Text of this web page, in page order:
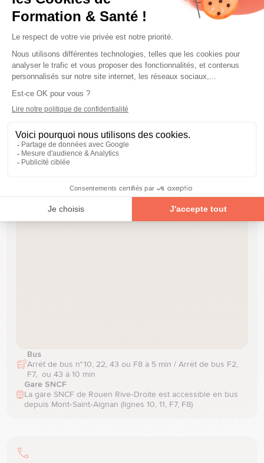
Informations pratiques
Adresse
10 rue Linus-Carl-Pauling, 76130 Mont-Saint-Aignan
Horaires d’accueil
Du lundi au vendredi
Bus
Arrêt de bus n° 10, 22, 43 ou F8 à 5 min / Arrêt de bus F2,
F7,  ou 43 à 10 min
Gare SNCF
La gare SNCF de Rouen Rive‑Droite est accessible en bus
depuis Mont‑Saint‑Aignan (lignes 10, 11, F7, F8)